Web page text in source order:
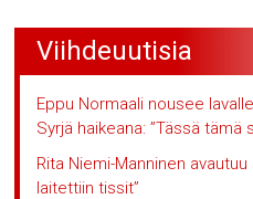
Viihdeuutisia
Eppu Normaali nousee
Syrjä haikeana: ”Tässä tämä
Rita Niemi-Manninen
laitettiin tissit”